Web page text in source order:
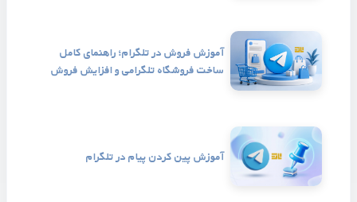
آموزش فروش در تلگرام؛ راهنمای کامل
ساخت فروشگاه تلگرامی و افزایش فروش
آموزش پین کردن پیام در تلگرام